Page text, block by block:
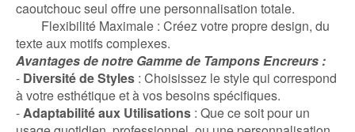
caoutchouc seul offre une personnalisation totale.
Flexibilité Maximale : Créez votre propre design, du
texte aux motifs complexes.
Avantages de notre Gamme de Tampons Encreurs :
- Diversité de Styles : Choisissez le style qui correspond
à votre esthétique et à vos besoins spécifiques.
-Adaptabilité aux Utilisations : Que ce soit pour un